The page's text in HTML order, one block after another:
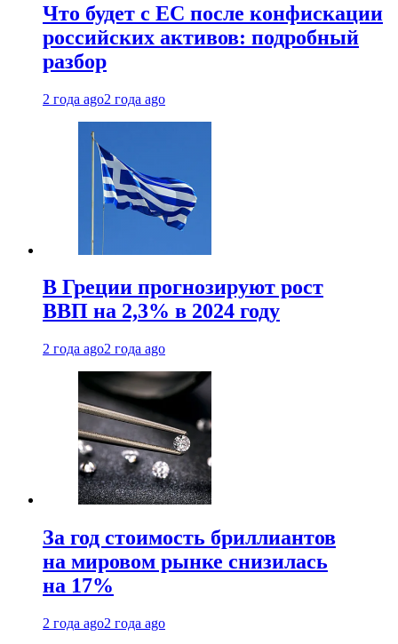
Что будет с ЕС после конфискации
российских активов: подробный
разбор
2 года ago2 года ago
В Греции прогнозируют рост
ВВП на 2,3% в 2024 году
2 года ago2 года ago
За год стоимость бриллиантов
на мировом рынке снизилась
на 17%
2 года ago2 года ago